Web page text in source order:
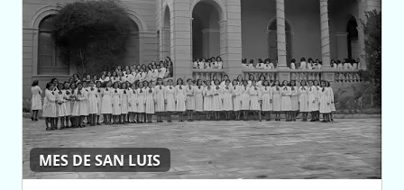
MES DE SAN LUIS